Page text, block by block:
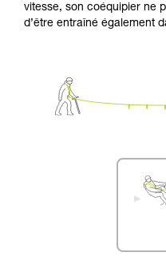
vitesse, son coéquipier ne
d’être entraîné également